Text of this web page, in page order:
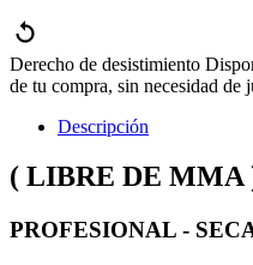
Derecho de desistimiento
de tu compra, sin necesidad de
Descripción
( LIBRE DE MMA
PROFESIONAL -